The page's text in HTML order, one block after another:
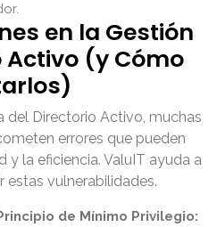
en la Gestión
Activo (y Cómo
del Directorio Activo, muchas
errores que pueden
la eficiencia. ValuIT ayuda a
estas vulnerabilidades.
de Mínimo Privilegio: